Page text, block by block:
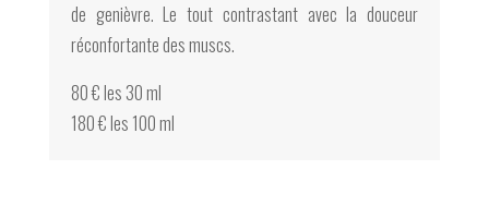
de genièvre. Le tout contrastant avec la douceur
réconfortante des muscs.
80 € les 30 ml
180 € les 100 ml